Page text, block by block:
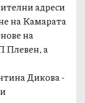
адреси
на Камарата
на
Плевен, а
Дикова -